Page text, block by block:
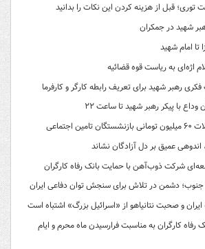
قبل از هزینه کردن این نکات را بدانید
شهید در جمکران
تا امام شهید
اژه‌ای به ریاست قوه‌ قضائیه
رهبر شهید برای تعریف رابطه کارگر و کارفرما
با پیکر رهبر شهید تا ساعت ۲۲
عمیق بر دل آزادگان نشاند
شرکت ذوب‌آهن با حمایت‌ بانک رفاه کارگران
جنوب؛ دشمن در تلاش برای سنجش توان دفاعی ایران
ایران و صحبت نتانیاهو از «اسرائیل بزرگ» اشتباه است
رفاه کارگران به مناسبت فرارسیدن ماه محرم و ایام